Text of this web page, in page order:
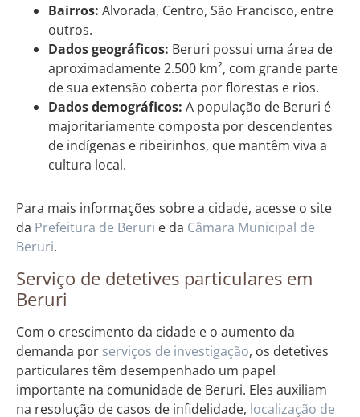
Bairros: Alvorada, Centro, São Francisco, entre
outros.
Dados geográficos: Beruri possui uma área de
aproximadamente 2.500 km², com grande parte
de sua extensão coberta por florestas e rios.
Dados demográficos: A população de Beruri é
majoritariamente composta por descendentes
de indígenas e ribeirinhos, que mantêm viva a
cultura local.
Para mais informações sobre a cidade, acesse o site
da Prefeitura de Beruri e da Câmara Municipal de
Beruri.
Serviço de detetives particulares em
Beruri
Com o crescimento da cidade e o aumento da
demanda por serviços de investigação, os detetives
particulares têm desempenhado um papel
importante na comunidade de Beruri. Eles auxiliam
na resolução de casos de infidelidade, localização de